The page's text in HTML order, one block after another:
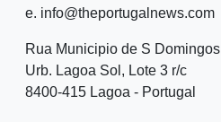
e. info@theportugalnews.com
Rua Municipio de S Domingos
Urb. Lagoa Sol, Lote 3 r/c
8400-415 Lagoa - Portugal